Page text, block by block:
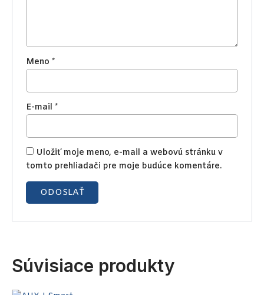
Meno*
E-mail*
Uložiť moje meno, e-mail a webovú stránku v
tomto prehliadači pre moje budúce komentáre.
Súvisiace produkty